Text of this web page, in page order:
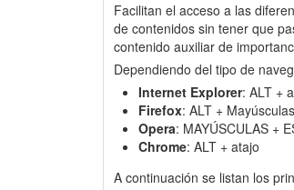
Facilitan el acceso a las
de contenidos sin tener que
contenido auxiliar de
Dependiendo del tipo de
Internet Explorer: ALT +
Firefox: ALT +
Opera: MAYÚSCULAS +
Chrome: ALT + atajo
A continuación se listan los